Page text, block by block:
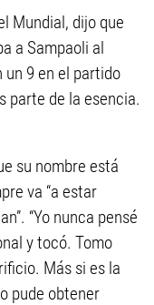
Mundial, dijo que
a Sampaoli al
un 9 en el partido
parte de la esencia.
su nombre está
va “a estar
“Yo nunca pensé
y tocó. Tomo
Más si es la
pude obtener